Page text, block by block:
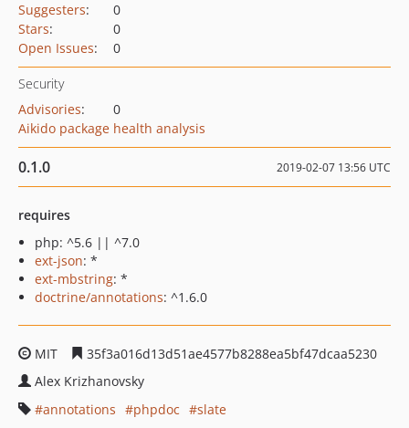
Suggesters:
0
Stars:
0
Open Issues: 0
Security
Advisories:
0
Aikido package health analysis
0.1.0 2019-02-07 13:56 UTC
requires
php: ^5.6 || ^7.0
ext-json: *
ext-mbstring: *
doctrine/annotations: ^1.6.0
MIT
35f3a016d13d51ae4577b8288ea5bf47dcaa5230
Alex Krizhanovsky
annotations
phpdoc
slate